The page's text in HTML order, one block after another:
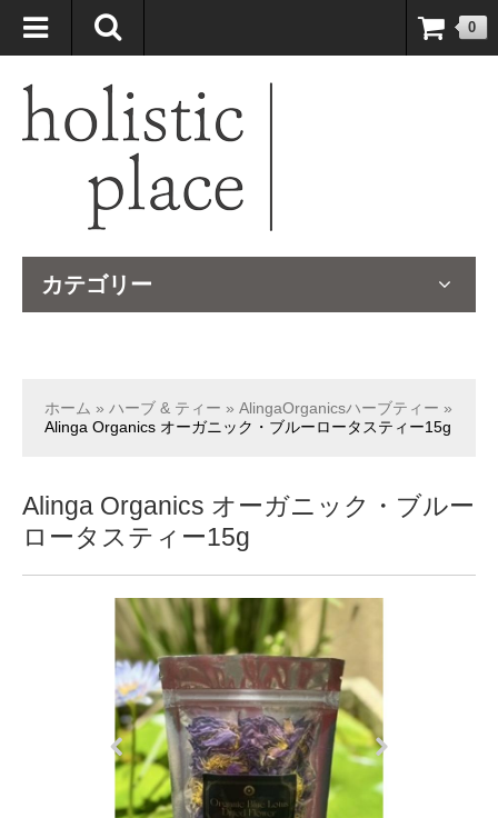
自然療法大国のオーストラリアより、臨床経験＆知識の豊富なナチュ
ロパスが厳選したサプリメントや ナチュラルグッズをお届けします！
0
カテゴリー
ホーム » ハーブ & ティー » AlingaOrganicsハーブティー »
Alinga Organics オーガニック・ブルーロータスティー15g
Alinga Organics オーガニック・ブルー
ロータスティー15g